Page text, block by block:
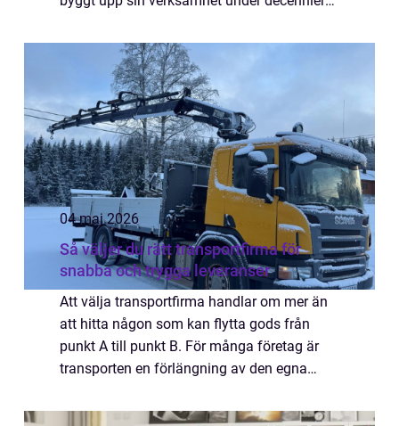
köpare, timing och hur processen fa...
04 maj 2026
Så väljer du rätt transportfirma för
snabba och trygga leveranser
Att välja transportfirma handlar om mer än
att hitta någon som kan flytta gods från
punkt A till punkt B. För många företag är
transporten en förlängning av den egna
kundupplevelsen. Förseningar, skador eller